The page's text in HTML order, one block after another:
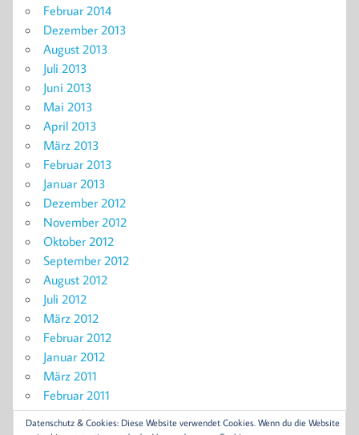
Februar 2014
Dezember 2013
August 2013
Juli 2013
Juni 2013
Mai 2013
April 2013
März 2013
Februar 2013
Januar 2013
Dezember 2012
November 2012
Oktober 2012
September 2012
August 2012
Juli 2012
März 2012
Februar 2012
Januar 2012
März 2011
Februar 2011
November 2010
Datenschutz & Cookies: Diese Website verwendet Cookies. Wenn du die Website